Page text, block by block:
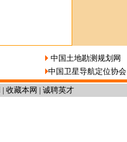
中国土地勘测规划网
中国卫星导航定位协会
| 收藏本网 | 诚聘英才